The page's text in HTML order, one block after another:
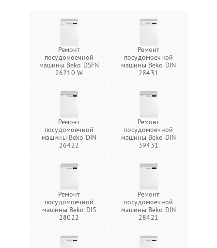
Ремонт
посудомоечной
машины Beko DSFN
26210 W
Ремонт
посудомоечной
машины Beko DIN
28431
Ремонт
посудомоечной
машины Beko DIN
26422
Ремонт
посудомоечной
машины Beko DIN
39431
Ремонт
посудомоечной
машины Beko DIS
28022
Ремонт
посудомоечной
машины Beko DIN
28421